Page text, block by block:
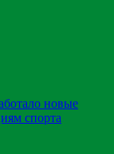
новые
спорта